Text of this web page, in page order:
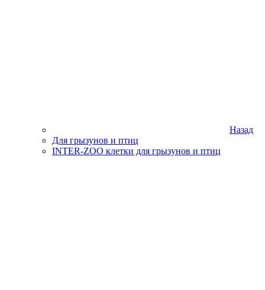
Назад
Для грызунов и птиц
INTER-ZOO клетки для грызунов и птиц